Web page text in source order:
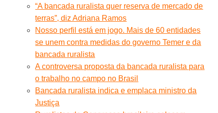
“A bancada ruralista quer reserva de mercado de
terras”, diz Adriana Ramos
Nosso perfil está em jogo. Mais de 60 entidades
se unem contra medidas do governo Temer e da
bancada ruralista
A controversa proposta da bancada ruralista para
o trabalho no campo no Brasil
Bancada ruralista indica e emplaca ministro da
Justiça